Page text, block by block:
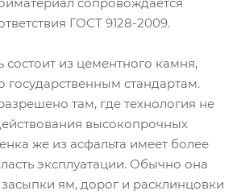
ГОСТ 9128-2009.
из цементного камня,
государственным стандартам.
там, где технология не
высокопрочных
же из асфальта имеет более
эксплуатации. Обычно она
засыпки ям, дорог и расклинцовки